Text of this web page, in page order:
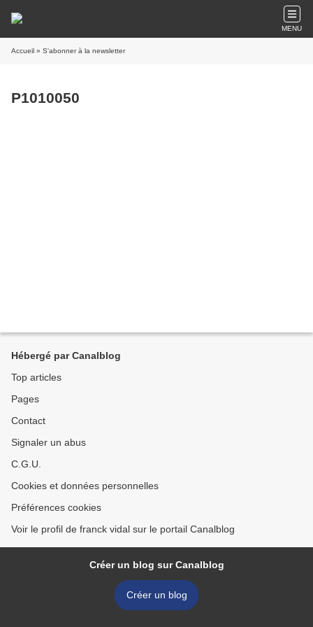
MENU
Accueil » S'abonner à la newsletter
P1010050
Hébergé par Canalblog
Top articles
Pages
Contact
Signaler un abus
C.G.U.
Cookies et données personnelles
Préférences cookies
Voir le profil de franck vidal sur le portail Canalblog
Créer un blog sur Canalblog
Créer un blog